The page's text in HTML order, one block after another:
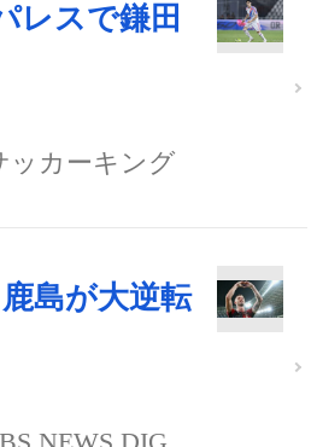
レスで鎌田
ッカーキング
島が大逆転